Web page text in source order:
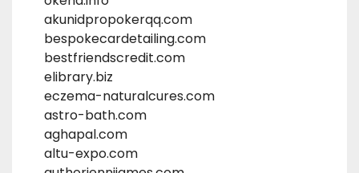
akunidpropokerqq.com
bespokecardetailing.com
bestfriendscredit.com
elibrary.biz
eczema-naturalcures.com
astro-bath.com
aghapal.com
altu-expo.com